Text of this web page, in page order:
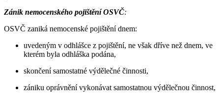
Zánik nemocenského pojištění OSVČ:
OSVČ zaniká nemocenské pojištění dnem:
uvedeným v odhlášce z pojištění, ne však dříve než dnem, ve
kterém byla odhláška podána,
skončení samostatné výdělečné činnosti,
zániku oprávnění vykonávat samostatnou výdělečnou činnost,